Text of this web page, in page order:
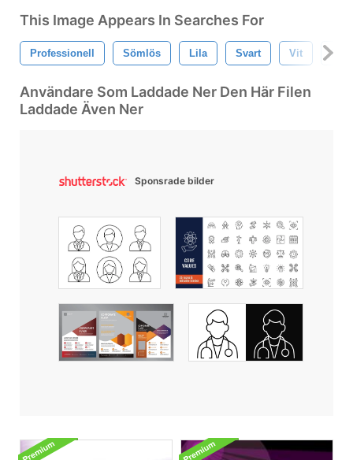
This Image Appears In Searches For
Professionell Sömlös Lila Svart Vit
Användare Som Laddade Ner Den Här Filen
Laddade Även Ner
Sponsrade bilder